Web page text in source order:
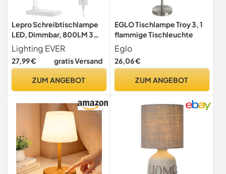
Lepro Schreibtischlampe
LED, Dimmbar, 800LM 3
Farben & 5
Helligkeitsstufen
Lighting EVER
27,99 € gratis Versand
ZUM ANGEBOT
EGLO Tischlampe Troy 3, 1
flammige Tischleuchte
Eglo
26,06 €
ZUM ANGEBOT